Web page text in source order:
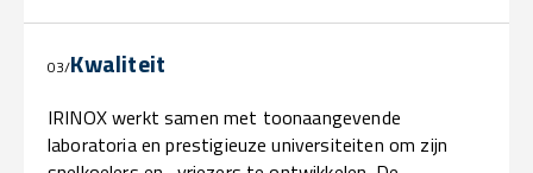
03/Kwaliteit
IRINOX werkt samen met toonaangevende
laboratoria en prestigieuze universiteiten om zijn